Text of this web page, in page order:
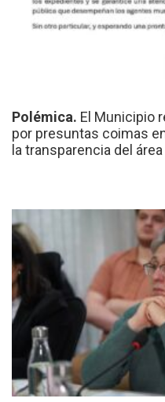
Polémica. El Municipio
por presuntas coimas
la transparencia del área